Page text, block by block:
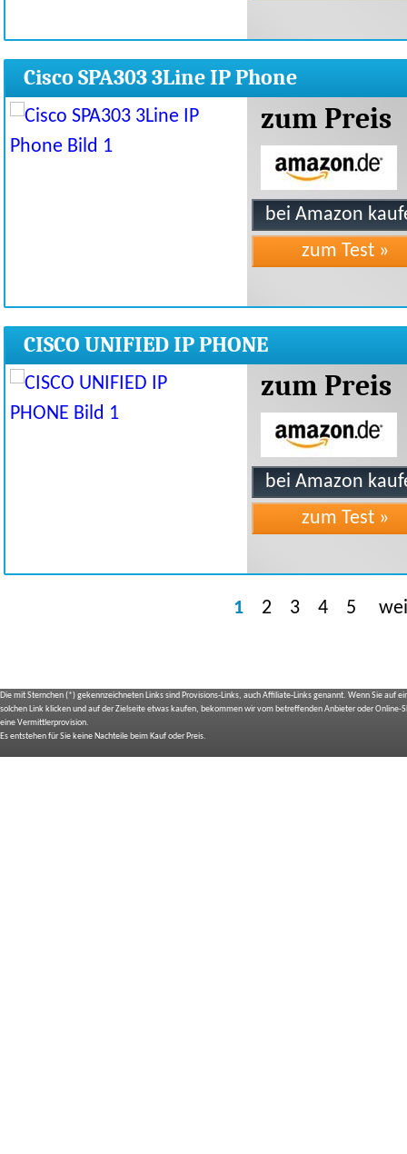
Cisco SPA303 3Line IP Phone
zum Preis
CISCO UNIFIED IP PHONE
zum Preis
1 2 3 4 5
Die mit Sternchen (*) gekennzeichneten Links sind Provisions-Links, auch Affiliate-Links genannt. Wenn Sie auf
solchen Link klicken und auf der Zielseite etwas kaufen, bekommen wir vom betreffenden Anbieter oder Online-
eine Vermittlerprovision.
Es entstehen für Sie keine Nachteile beim Kauf oder Preis.